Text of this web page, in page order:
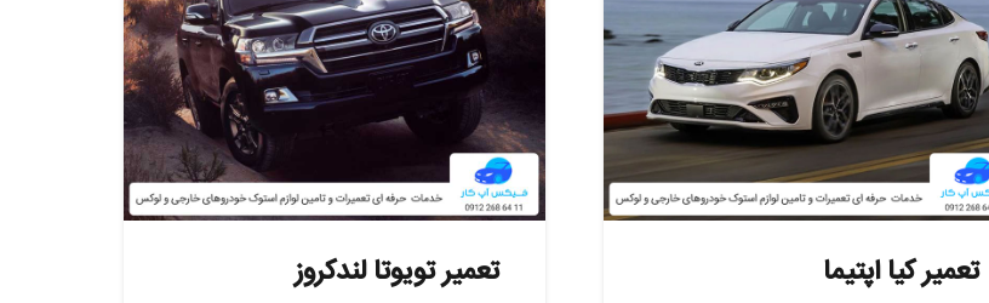
تعمیر کیا اپتیما تعمیر تویوتا لندکروز